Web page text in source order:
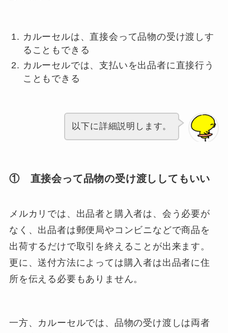
カルーセルは、直接会って品物の受け渡しす
ることもできる
カルーセルでは、支払いを出品者に直接行う
こともできる
以下に詳細説明します。
① 直接会って品物の受け渡ししてもいい
メルカリでは、出品者と購入者は、会う必要が
なく、出品者は郵便局やコンビニなどで商品を
出荷するだけで取引を終えることが出来ます。
更に、送付方法によっては購入者は出品者に住
所を伝える必要もありません。
一方、カルーセルでは、品物の受け渡しは両者